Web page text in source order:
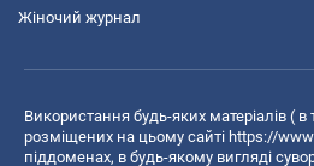
Жіночий журнал
Використання будь-яких матеріалів ( в
розміщених на цьому сайті https://
піддоменах, в будь-якому вигляді